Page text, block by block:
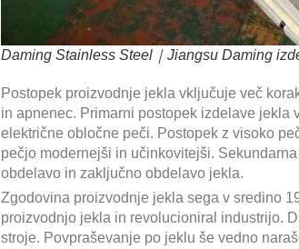
Daming Stainless Steel｜Jiangsu Daming
Postopek proizvodnje jekla vključuje več
in apnenec. Primarni postopek izdelave
električne obločne peči. Postopek z visoko
pečjo modernejši in učinkovitejši.
obdelavo in zaključno obdelavo jekla.
Zgodovina proizvodnje jekla sega v sredino
proizvodnjo jekla in revolucioniral industrijo.
stroje. Povpraševanje po jeklu še vedno